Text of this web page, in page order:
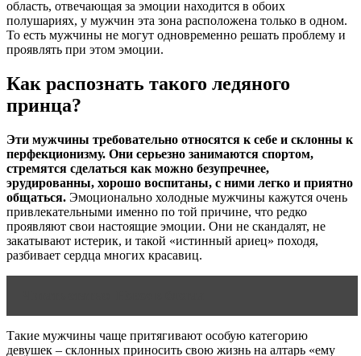
область, отвечающая за эмоции находится в обоих
полушариях, у мужчин эта зона расположена только в одном.
То есть мужчины не могут одновременно решать проблему и
проявлять при этом эмоции.
Как распознать такого ледяного
принца?
Эти мужчины требовательно относятся к себе и склонны к
перфекционизму. Они серьезно занимаются спортом,
стремятся сделаться как можно безупречнее,
эрудированны, хорошо воспитаны, с ними легко и приятно
общаться. Эмоционально холодные мужчины кажутся очень
привлекательными именно по той причине, что редко
проявляют свои настоящие эмоции. Они не скандалят, не
закатывают истерик, и такой «истинный ариец» походя,
разбивает сердца многих красавиц.
Такие мужчины чаще притягивают особую категорию
девушек – склонных приносить свою жизнь на алтарь «ему